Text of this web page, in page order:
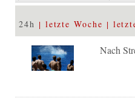
24h letzte Woche
Nach